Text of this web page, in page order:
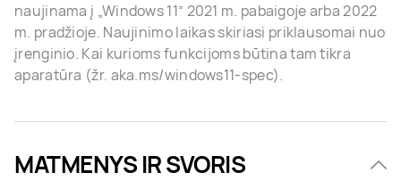
naujinama į „Windows 11” 2021 m. pabaigoje arba 2022
m. pradžioje. Naujinimo laikas skiriasi priklausomai nuo
įrenginio. Kai kurioms funkcijoms būtina tam tikra
aparatūra (žr. aka.ms/windows11-spec).
MATMENYS IR SVORIS